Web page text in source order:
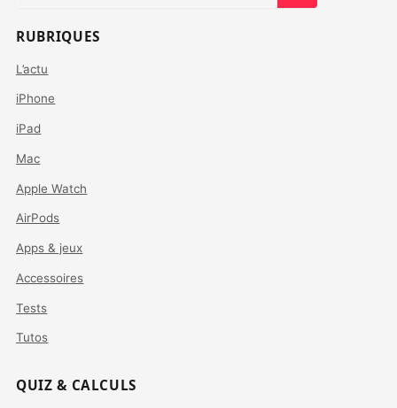
RUBRIQUES
L’actu
iPhone
iPad
Mac
Apple Watch
AirPods
Apps & jeux
Accessoires
Tests
Tutos
QUIZ & CALCULS